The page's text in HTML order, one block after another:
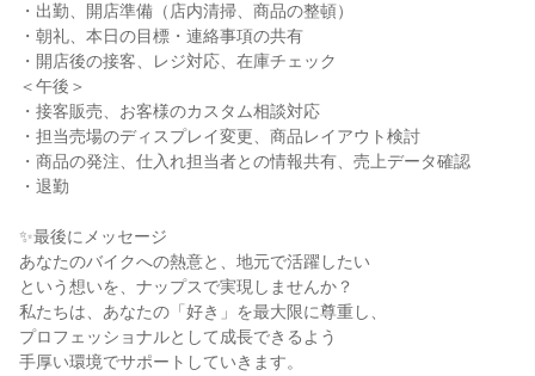
・出勤、開店準備（店内清掃、商品の整頓）
・朝礼、本日の目標・連絡事項の共有
・開店後の接客、レジ対応、在庫チェック
＜午後＞
・接客販売、お客様のカスタム相談対応
・担当売場のディスプレイ変更、商品レイアウト検討
・商品の発注、仕入れ担当者との情報共有、売上データ確認
・退勤
✨最後にメッセージ
あなたのバイクへの熱意と、地元で活躍したい
という想いを、ナップスで実現しませんか？
私たちは、あなたの「好き」を最大限に尊重し、
プロフェッショナルとして成長できるよう
手厚い環境でサポートしていきます。